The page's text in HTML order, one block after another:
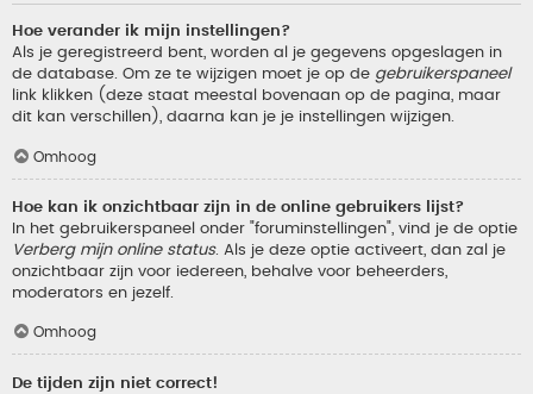
Hoe verander ik mijn instellingen?
Als je geregistreerd bent, worden al je gegevens opgeslagen in
de database. Om ze te wijzigen moet je op de gebruikerspaneel
link klikken (deze staat meestal bovenaan op de pagina, maar
dit kan verschillen), daarna kan je je instellingen wijzigen.
Omhoog
Hoe kan ik onzichtbaar zijn in de online gebruikers lijst?
In het gebruikerspaneel onder "foruminstellingen", vind je de optie
Verberg mijn online status. Als je deze optie activeert, dan zal je
onzichtbaar zijn voor iedereen, behalve voor beheerders,
moderators en jezelf.
Omhoog
De tijden zijn niet correct!